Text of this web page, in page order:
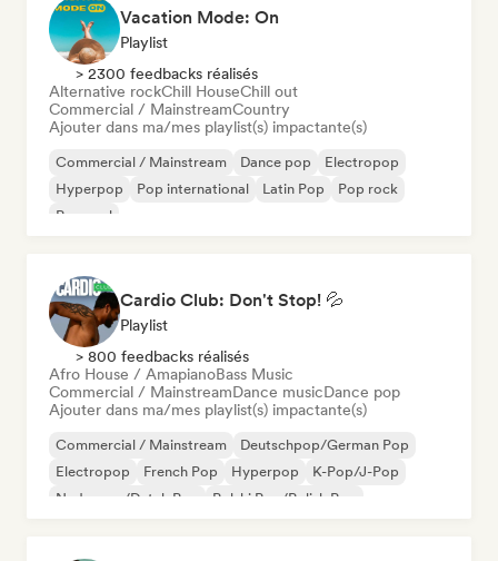
Vacation Mode: On
Playlist
> 2300 feedbacks réalisés
Alternative rockChill HouseChill out
Commercial / MainstreamCountry
Ajouter dans ma/mes playlist(s) impactante(s)
Commercial / Mainstream Dance pop
Electropop
Hyperpop
Pop international Latin Pop
Pop rock
Pop soul
Cardio Club: Don't Stop! 💦
Playlist
> 800 feedbacks réalisés
Afro House / AmapianoBass Music
Commercial / MainstreamDance musicDance pop
Ajouter dans ma/mes playlist(s) impactante(s)
Commercial / Mainstream
Deutschpop/German Pop
Electropop
French Pop Hyperpop
K-Pop/J-Pop
Nederpop/Dutch Pop
Polski Pop/Polish Pop